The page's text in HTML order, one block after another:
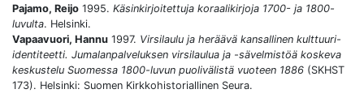
Pajamo, Reijo 1995. Käsinkirjoitettuja koraalikirjoja 1700- ja 1800-
luvulta. Helsinki.
Vapaavuori, Hannu 1997. Virsilaulu ja heräävä kansallinen kulttuuri-
identiteetti. Jumalanpalveluksen virsilaulua ja -sävelmistöä koskeva
keskustelu Suomessa 1800-luvun puolivälistä vuoteen 1886 (SKHST
173). Helsinki: Suomen Kirkkohistoriallinen Seura.